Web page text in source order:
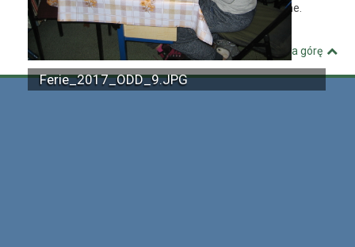
Ferie_2017_ODD_9.JPG
© MBP Pyskowice. Wszystkie prawa zastrzeżone.
Kuźnia Dostępnych Stron
Wróć na górę